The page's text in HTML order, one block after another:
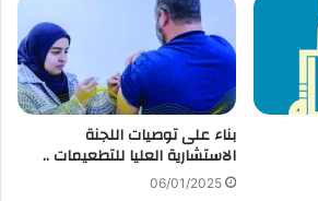
بناء على توصيات اللجنة
الاستشارية العليا للتطعيمات ..
06/01/2025